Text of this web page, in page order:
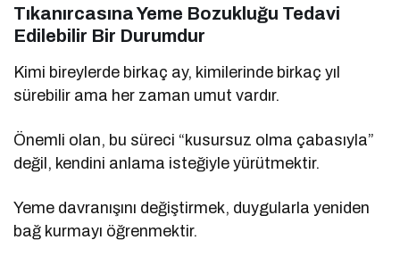
Tıkanırcasına Yeme Bozukluğu Tedavi
Edilebilir Bir Durumdur
Kimi bireylerde birkaç ay, kimilerinde birkaç yıl
sürebilir ama her zaman umut vardır.
Önemli olan, bu süreci “kusursuz olma çabasıyla”
değil, kendini anlama isteğiyle yürütmektir.
Yeme davranışını değiştirmek, duygularla yeniden
bağ kurmayı öğrenmektir.